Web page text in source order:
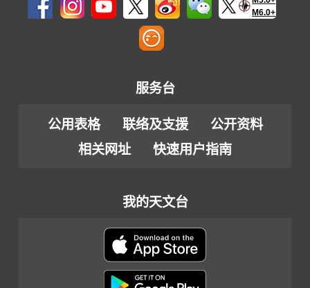
M6.0+
服务台
公用表格 联络及支援
公开资料
相关网址
快速用户指南
我的天文台